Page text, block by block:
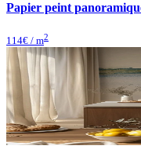
Papier peint
114€ / m2